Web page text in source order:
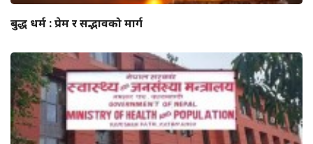
बुद्ध धर्म : प्रेम र सद्भावको मार्ग